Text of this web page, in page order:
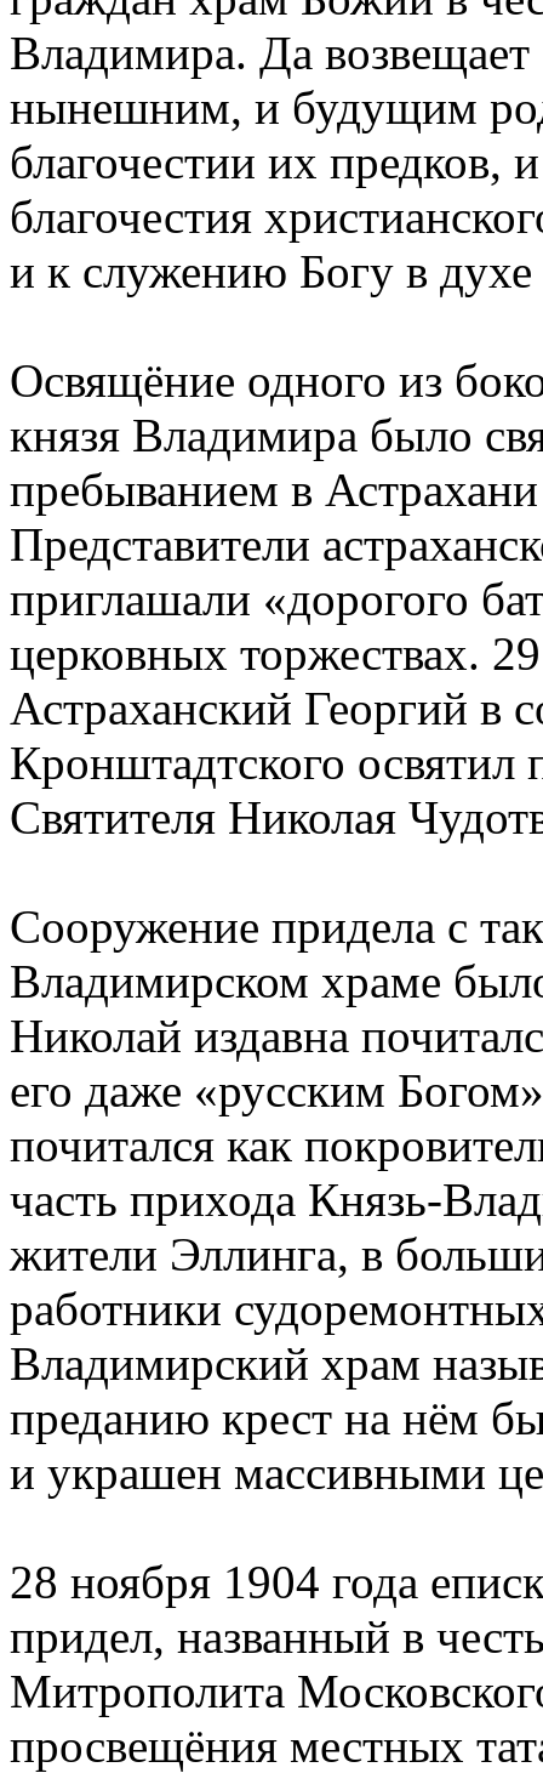
Владимира. Да
нынешним, и будущим
благочестии их предков,
благочестия
и к служению Богу в
Освящёние одного из
князя Владимира было
пребыванием в
Представители
приглашали «дорогого
церковных торжествах.
Астраханский Георгий в
Кронштадтского освятил
Святителя Николая
Сооружение придела с
Владимирском храме
Николай издавна
его даже «русским
почитался как
часть прихода Князь-
жители Эллинга, в
работники
Владимирский храм
преданию крест на нём
и украшен массивными
28 ноября 1904 года
придел, названный в
Митрополита
просвещёния местных